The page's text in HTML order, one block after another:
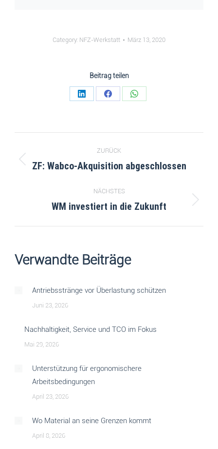
Category: NFZ-Werkstatt März 13, 2020
Beitrag teilen
ZURÜCK
ZF: Wabco-Akquisition abgeschlossen
NÄCHSTES
WM investiert in die Zukunft
Verwandte Beiträge
Antriebsstränge vor Überlastung schützen
Juni 23, 2026
Nachhaltigkeit, Service und TCO im Fokus
Mai 29, 2026
Unterstützung für ergonomischere
Arbeitsbedingungen
April 23, 2026
Wo Material an seine Grenzen kommt
April 8, 2026